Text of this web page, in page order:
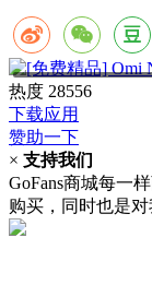
热度 28556
下载应用
赞助一下
× 支持我们
GoFans商城每一
购买，同时也是对